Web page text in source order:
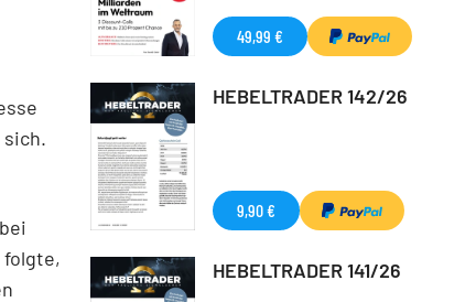
sich.
folgte,
49,99 €
HEBELTRADER 142/26
9,90 €
HEBELTRADER 141/26